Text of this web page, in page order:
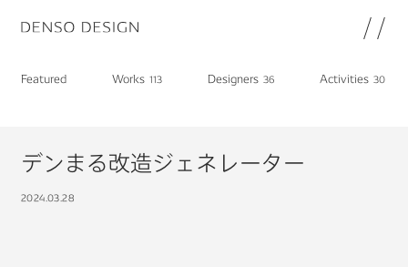
JP EN
Topics
Works
Featured Works 113 Designers 36 Activities 30
デンまる改造ジェネレーター
2024.03.28